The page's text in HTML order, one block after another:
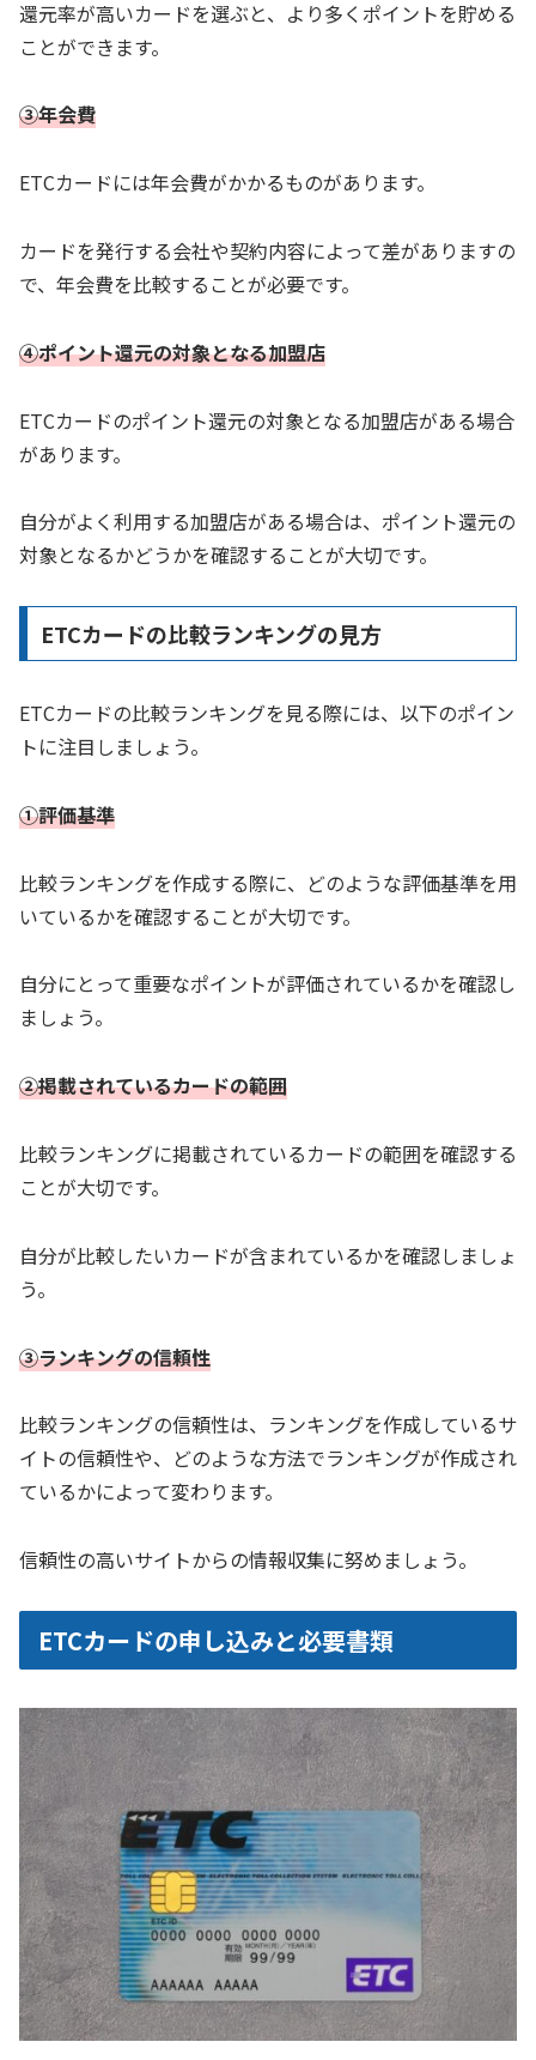
還元率が高いカードを選ぶと、より多くポイントを貯める
ことができます。
③年会費
ETCカードには年会費がかかるものがあります。
カードを発行する会社や契約内容によって差がありますの
で、年会費を比較することが必要です。
④ポイント還元の対象となる加盟店
ETCカードのポイント還元の対象となる加盟店がある場合
があります。
自分がよく利用する加盟店がある場合は、ポイント還元の
対象となるかどうかを確認することが大切です。
ETCカードの比較ランキングの見方
ETCカードの比較ランキングを見る際には、以下のポイン
トに注目しましょう。
①評価基準
比較ランキングを作成する際に、どのような評価基準を用
いているかを確認することが大切です。
自分にとって重要なポイントが評価されているかを確認し
ましょう。
②掲載されているカードの範囲
比較ランキングに掲載されているカードの範囲を確認する
ことが大切です。
自分が比較したいカードが含まれているかを確認しましょ
う。
③ランキングの信頼性
比較ランキングの信頼性は、ランキングを作成しているサ
イトの信頼性や、どのような方法でランキングが作成され
ているかによって変わります。
信頼性の高いサイトからの情報収集に努めましょう。
ETCカードの申し込みと必要書類